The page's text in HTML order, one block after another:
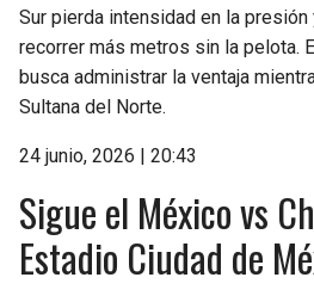
Sur pierda intensidad en la
recorrer más metros sin la pelota.
busca administrar la ventaja
Sultana del Norte.
24 junio, 2026 | 20:43
Sigue el México vs
Estadio Ciudad de